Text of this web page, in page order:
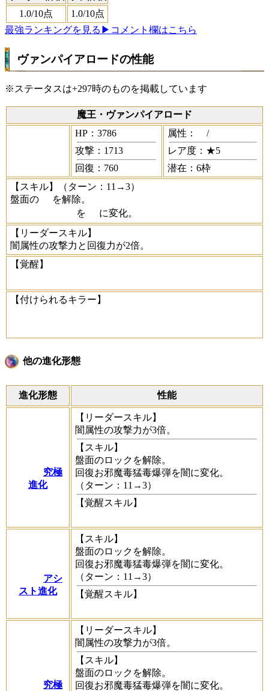
1.0/10点 1.0/10点
最強ランキングを見る ▶コメント欄はこちら
ヴァンパイアロードの性能
※ステータスは+297時のものを掲載しています
魔王・ヴァンパイアロード
HP：3786
攻撃：1713
回復：760
属性：
/
レア度：★5
潜在：6枠
【スキル】
（ターン：11→3）
盤面の
を解除。
を
に変化。
【リーダースキル】
闇属性の攻撃力と回復力が2倍。
【覚醒】
【付けられるキラー】
他の進化形態
進化形態 性能
究極
進化
【リーダースキル】
闇属性の攻撃力が3倍。
【スキル】
盤面のロックを解除。
回復お邪魔毒猛毒爆弾を闇に変化。
（ターン：11→3）
【覚醒スキル】
アシ
スト進化
【スキル】
盤面のロックを解除。
回復お邪魔毒猛毒爆弾を闇に変化。
（ターン：11→3）
【覚醒スキル】
究極
【リーダースキル】
闇属性の攻撃力が3倍。
【スキル】
盤面のロックを解除。
回復お邪魔毒猛毒爆弾を闇に変化。